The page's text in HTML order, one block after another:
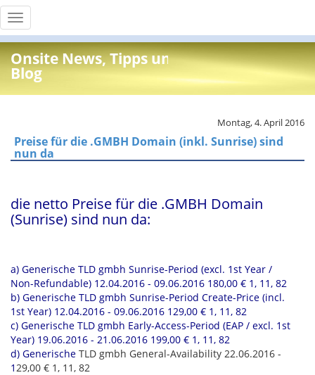
Toggle
navigation
Onsite News, Tipps und Info
Blog
Montag, 4. April 2016
Preise für die .GMBH Domain (inkl. Sunrise) sind
nun da
die netto Preise für die .GMBH Domain
(Sunrise) sind nun da:
a) Generische TLD gmbh Sunrise-Period (excl. 1st Year /
Non-Refundable) 12.04.2016 - 09.06.2016 180,00 € 1, 11, 82
b) Generische TLD gmbh Sunrise-Period Create-Price (incl.
1st Year) 12.04.2016 - 09.06.2016 129,00 € 1, 11, 82
c) Generische TLD gmbh Early-Access-Period (EAP / excl. 1st
Year) 19.06.2016 - 21.06.2016 199,00 € 1, 11, 82
d) Generische TLD gmbh General-Availability 22.06.2016 -
129,00 € 1, 11, 82